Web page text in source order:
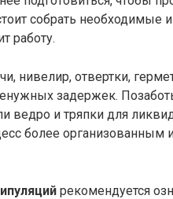
собрать необходимые
работу.
нивелир, отвертки,
задержек.
ведро и тряпки для
более организованным
рекомендуется